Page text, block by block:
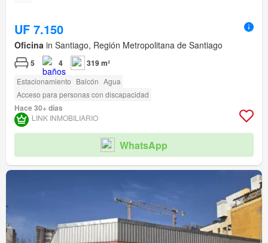
UF 7.150
Oficina in Santiago, Región Metropolitana de Santiago
5 4 319 m²
Estacionamiento Balcón Agua
Acceso para personas con discapacidad
Hace 30+ días
LINK INMOBILIARIO
WhatsApp